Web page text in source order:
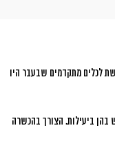
לכלים מתקדמים שבעבר היו
בהן ביעילות. הצורך בהכשרה